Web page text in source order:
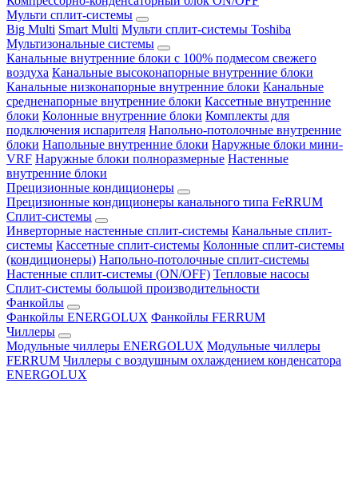
Мульти сплит-системы
Big Multi Smart Multi Мульти сплит-системы Toshiba
Мультизональные системы
Канальные внутренние блоки с 100% подмесом свежего
воздуха Канальные высоконапорные внутренние блоки
Канальные низконапорные внутренние блоки Канальные
средненапорные внутренние блоки Кассетные внутренние
блоки Колонные внутренние блоки Комплекты для
подключения испарителя Напольно-потолочные внутренние
блоки Напольные внутренние блоки Наружные блоки мини-
VRF Наружные блоки полноразмерные Настенные
внутренние блоки
Прецизионные кондиционеры
Прецизионные кондиционеры канального типа FeRRUM
Сплит-системы
Инверторные настенные сплит-системы Канальные сплит-
системы Кассетные сплит-системы Колонные сплит-системы
(кондиционеры) Напольно-потолочные сплит-системы
Настенные сплит-системы (ON/OFF) Тепловые насосы
Сплит-системы большой производительности
Фанкойлы
Фанкойлы ENERGOLUX Фанкойлы FERRUM
Чиллеры
Модульные чиллеры ENERGOLUX Модульные чиллеры
FERRUM Чиллеры с воздушным охлаждением конденсатора
ENERGOLUX